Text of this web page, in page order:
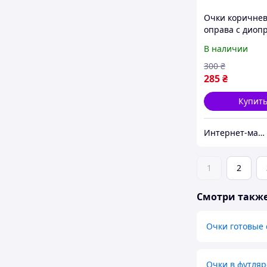
Очки
оправа с
В наличии
285₴
300 ₴
Интернет-магазин Счастливый Клуб
1 2
Смотри
Очки готовые
Очки в